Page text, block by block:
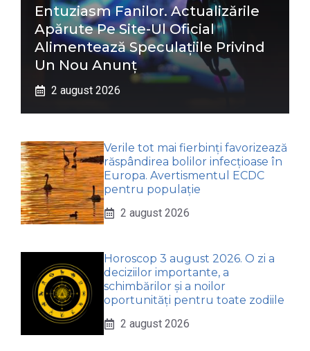
Entuziasm Fanilor. Actualizările
Apărute Pe Site-Ul Oficial
Alimentează Speculațiile Privind
Un Nou Anunț
2 august 2026
Verile tot mai fierbinți favorizează
răspândirea bolilor infecțioase în
Europa. Avertismentul ECDC
pentru populație
2 august 2026
Horoscop 3 august 2026. O zi a
deciziilor importante, a
schimbărilor și a noilor
oportunități pentru toate zodiile
2 august 2026